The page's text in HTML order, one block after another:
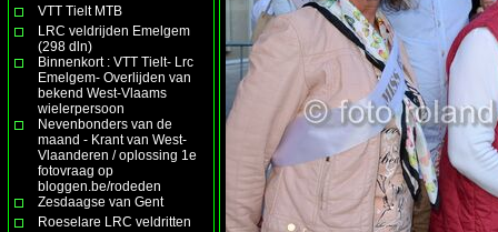
VTT Tielt MTB
LRC veldrijden Emelgem
(298 dln)
Binnenkort : VTT Tielt- Lrc
Emelgem- Overlijden van
bekend West-Vlaams
wielerpersoon
Nevenbonders van de
maand - Krant van West-
Vlaanderen / oplossing 1e
fotovraag op
bloggen.be/rodeden
Zesdaagse van Gent
Roeselare LRC veldritten